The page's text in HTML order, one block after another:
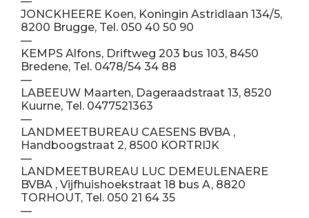
JONCKHEERE Koen, Koningin Astridlaan 134/5,
8200 Brugge, Tel. 050 40 50 90
—
KEMPS Alfons, Driftweg 203 bus 103, 8450
Bredene, Tel. 0478/54 34 88
—
LABEEUW Maarten, Dageraadstraat 13, 8520
Kuurne, Tel. 0477521363
—
LANDMEETBUREAU CAESENS BVBA ,
Handboogstraat 2, 8500 KORTRIJK
—
LANDMEETBUREAU LUC DEMEULENAERE
BVBA , Vijfhuishoekstraat 18 bus A, 8820
TORHOUT, Tel. 050 21 64 35
—